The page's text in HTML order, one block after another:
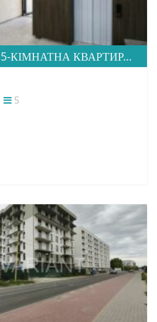
ПРОДАЄТЬСЯ 1,5-КІМНАТНА КВАРТИРА В НОВОБУДОВІ ЖК «ЗАГОРСЬКА»
5